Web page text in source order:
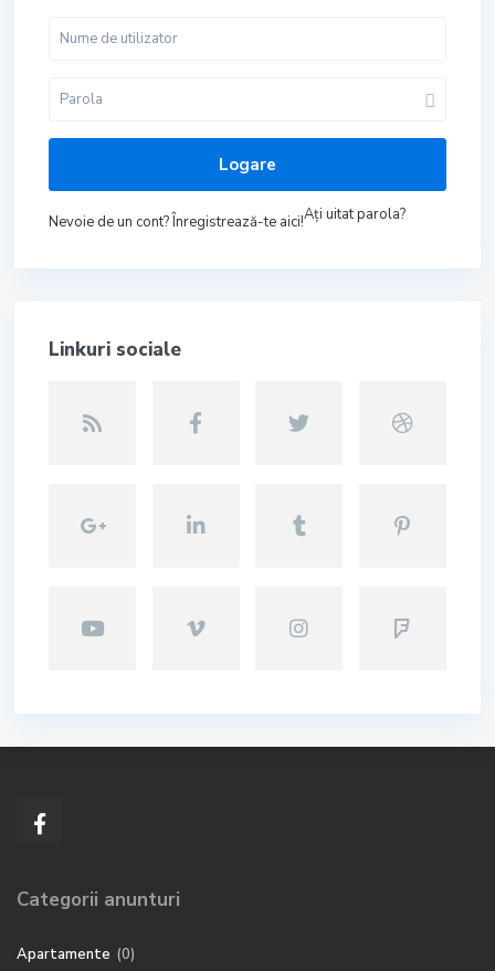
Logare
Nevoie de un cont? Înregistrează-te aici!Aţi uitat parola?
Linkuri sociale
Categorii anunturi
Apartamente (0)